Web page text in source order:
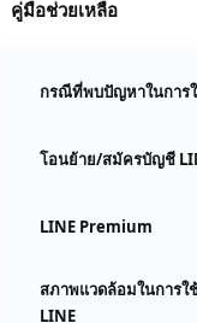
คู่มือช่วยเหลือ
กรณีที่พบปัญหาในการ
โอนย้าย/สมัครบัญชี
LINE Premium
สภาพแวดล้อมในการใ
LINE